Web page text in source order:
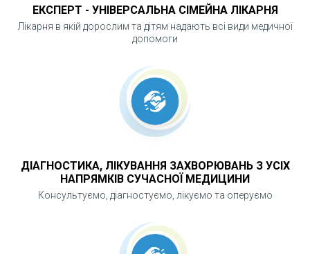
або нервової системи. Самолікування може
бути небезпечним і неефективним. Своєчасне
оцінити стан дитини, вчасно скоригувати
лікування та забезпечити безпечне одужання.
ЕКСПЕРТ - УНІВЕРСАЛЬНА СІМЕЙНА ЛІКАРНЯ
Лікарня в якій дорослим та дітям надають всі види медичної
допомоги
ДІАГНОСТИКА, ЛІКУВАННЯ ЗАХВОРЮВАНЬ З УСІХ
НАПРЯМКІВ СУЧАСНОЇ МЕДИЦИНИ
Консультуємо, діагностуємо, лікуємо та оперуємо